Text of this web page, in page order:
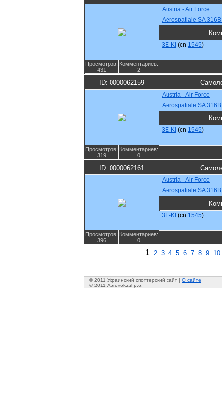
Austria - Air Force
Aerospatiale SA 316B
3E-KI (cn 1545)
Просмотров:
431
Комментариев:
2
ID: 0000062159
Austria - Air Force
Aerospatiale SA 316B
3E-KI (cn 1545)
Просмотров:
319
Комментариев:
0
ID: 0000062161
Austria - Air Force
Aerospatiale SA 316B
3E-KI (cn 1545)
Просмотров:
396
Комментариев:
0
1 2 3 4 5 6 7 8 9 10
© 2011 Украинский споттерский сайт | О сайте
© 2011 Aerovokzal p.e.